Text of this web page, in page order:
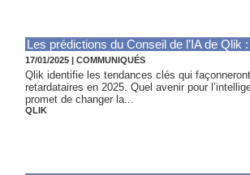
Les prédictions du Conseil de l’IA de
17/01/2025 | COMMUNIQUÉS
Qlik identifie les tendances clés qui
retardataires en 2025. Quel avenir pour
promet de changer la...
QLIK